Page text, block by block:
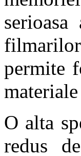
filmarilor
permite
O alta
redus